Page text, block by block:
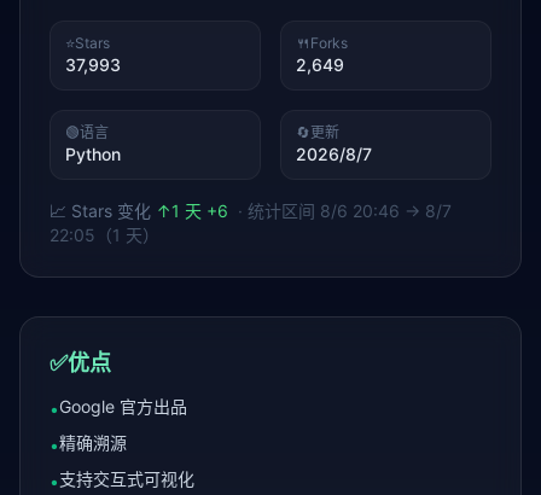
⭐Stars
37,993
🍴 Forks
2,649
🟢语言
Python
🔄更新
2026/8/7
📈 Stars 变化 ↑1 天 +6 · 统计区间 8/6 20:46 → 8/7
22:05（1 天）
✅优点
•Google 官方出品
•精确溯源
•支持交互式可视化